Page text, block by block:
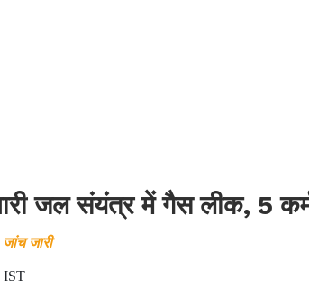
जल संयंत्र में गैस लीक, 5
जारी
IST